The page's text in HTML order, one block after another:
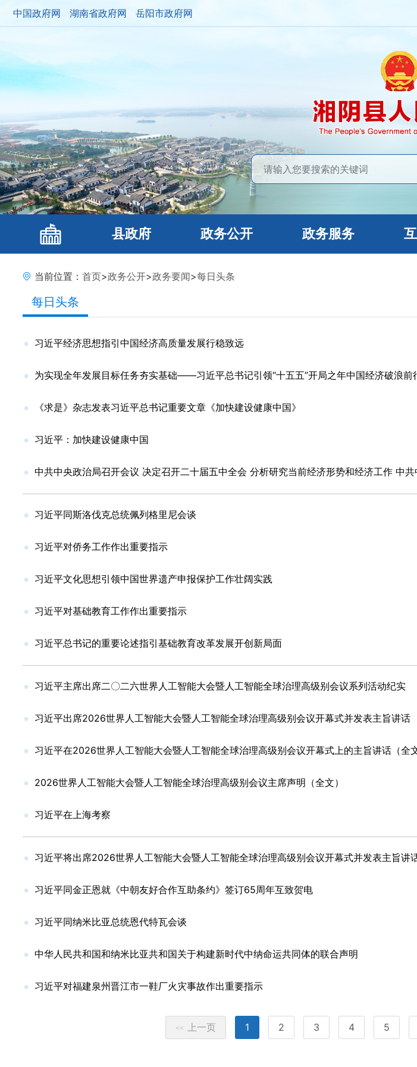
中国政府网 湖南省政府网 岳阳市政府网
县政府 政务公开 政务服务
当前位置： 首页>政务公开>政务要闻>每日头条
每日头条
习近平经济思想指引中国经济高质量发展行稳致远
为实现全年发展目标任务夯实基础——习近平总书记引领“十五五”开局之年中国经济破浪前
《求是》杂志发表习近平总书记重要文章《加快建设健康中国》
习近平：加快建设健康中国
中共中央政治局召开会议 决定召开二十届五中全会 分析研究当前经济形势和经济工作 中
习近平同斯洛伐克总统佩列格里尼会谈
习近平对侨务工作作出重要指示
习近平文化思想引领中国世界遗产申报保护工作壮阔实践
习近平对基础教育工作作出重要指示
习近平总书记的重要论述指引基础教育改革发展开创新局面
习近平主席出席二〇二六世界人工智能大会暨人工智能全球治理高级别会议系列活动纪实
习近平出席2026世界人工智能大会暨人工智能全球治理高级别会议开幕式并发表主旨讲话
习近平在2026世界人工智能大会暨人工智能全球治理高级别会议开幕式上的主旨讲话（全文
2026世界人工智能大会暨人工智能全球治理高级别会议主席声明（全文）
习近平在上海考察
习近平将出席2026世界人工智能大会暨人工智能全球治理高级别会议开幕式并发表主旨讲
习近平同金正恩就《中朝友好合作互助条约》签订65周年互致贺电
习近平同纳米比亚总统恩代特瓦会谈
中华人民共和国和纳米比亚共和国关于构建新时代中纳命运共同体的联合声明
习近平对福建泉州晋江市一鞋厂火灾事故作出重要指示
<< 上一页 1 2 3 4 5